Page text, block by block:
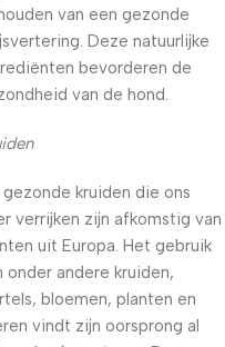
van een gezonde
Deze natuurlijke
bevorderen de
van de hond.
kruiden die ons
verrijken zijn afkomstig van
uit Europa. Het gebruik
onder andere kruiden,
bloemen, planten en
vindt zijn oorsprong al